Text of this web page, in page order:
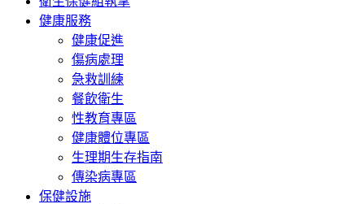
健康服務
健康促進
傷病處理
急救訓練
餐飲衛生
性教育專區
健康體位專區
生理期生存指南
傳染病專區
保健設施